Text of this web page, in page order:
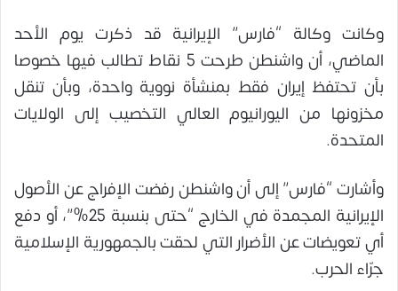
وكانت وكالة “فارس” الإيرانية قد ذكرت يوم الأحد
الماضي، أن واشنطن طرحت 5 نقاط تطالب فيها خصوصا
بأن تحتفظ إيران فقط بمنشأة نووية واحدة، وبأن تنقل
مخزونها من اليورانيوم العالي التخصيب إلى الولايات
المتحدة.
وأشارت “فارس” إلى أن واشنطن رفضت الإفراج عن الأصول
الإيرانية المجمدة في الخارج “حتى بنسبة 25%”، أو دفع
أي تعويضات عن الأضرار التي لحقت بالجمهورية الإسلامية
جرّاء الحرب.